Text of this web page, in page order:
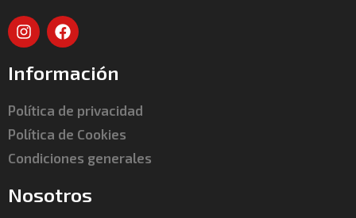
Información
Política de privacidad
Política de Cookies
Condiciones generales
Nosotros